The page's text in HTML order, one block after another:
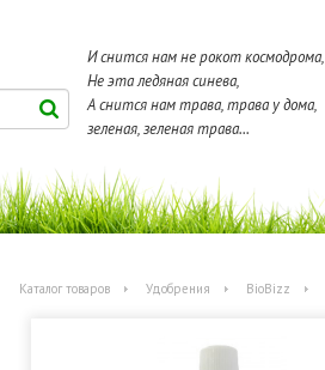
И снится нам не рокот космодрома,
Не эта ледяная синева,
А снится нам трава, трава у дома,
зеленая, зеленая трава...
Каталог товаров Удобрения BioBizz